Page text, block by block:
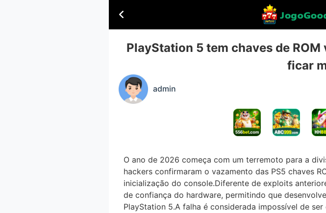
PlayStation 5 tem chaves de
ficar
admin
O ano de 2026 começa com um terremoto para a
hackers confirmaram o vazamento das PS5 chaves
inicialização do console.Diferente de exploits
de confiança do hardware, permitindo que
PlayStation 5.A falha é considerada impossível de